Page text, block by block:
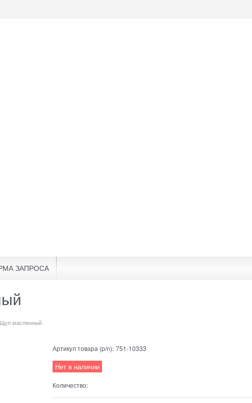
ЗАПРОСА
маслянный
Артикул товара (p/n): 751-10333
Нет в наличии
Количество: